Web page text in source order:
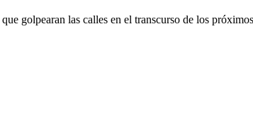
golpearan las calles en el transcurso de los